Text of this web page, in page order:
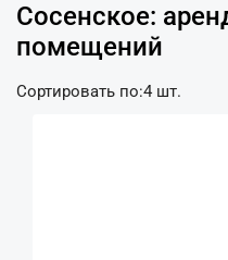
Сосенское:
помещений
4 шт.
Сортировать по: